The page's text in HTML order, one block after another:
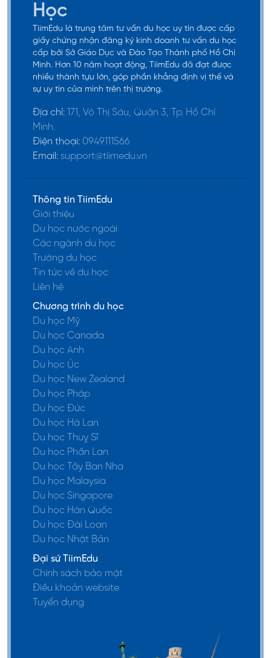
Học
TiimEdu là trung tâm tư vấn du học uy tín được cấp
giấy chứng nhận đăng ký kinh doanh tư vấn du học
cấp bởi Sở Giáo Dục và Đào Tạo Thành phố Hồ Chí
Minh. Hơn 10 năm hoạt động, TiimEdu đã đạt được
nhiều thành tựu lớn, góp phần khẳng định vị thế và
sự uy tín của mình trên thị trường.
Địa chỉ: 171, Võ Thị Sáu, Quận 3, Tp. Hồ Chí
Minh.
Điện thoại: 0949111566
Email: support@tiimedu.vn
Thông tin TiimEdu
Giới thiệu
Du học nước ngoài
Các ngành du học
Trường du học
Tin tức về du học
Liên hệ
Chương trình du học
Du học Mỹ
Du học Canada
Du học Anh
Du học Úc
Du học New Zealand
Du học Pháp
Du học Đức
Du học Hà Lan
Du học Thuỵ Sĩ
Du học Phần Lan
Du học Tây Ban Nha
Du học Malaysia
Du học Singapore
Du học Hàn Quốc
Du học Đài Loan
Du học Nhật Bản
Đại sứ TiimEdu
Chính sách bảo mật
Điều khoản website
Tuyển dụng